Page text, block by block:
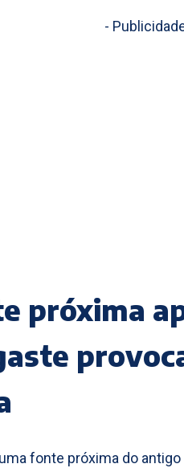
-
próxima
fonte próxima do